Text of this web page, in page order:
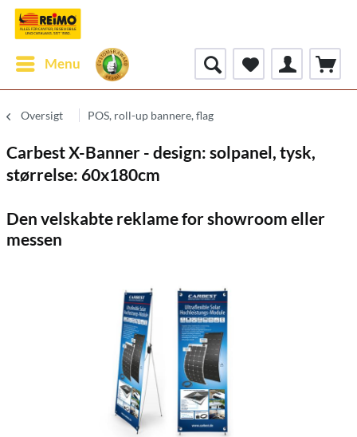
Menu
Oversigt POS, roll-up bannere, flag
Carbest X-Banner - design: solpanel, tysk,
størrelse: 60x180cm
Den velskabte reklame for showroom eller
messen